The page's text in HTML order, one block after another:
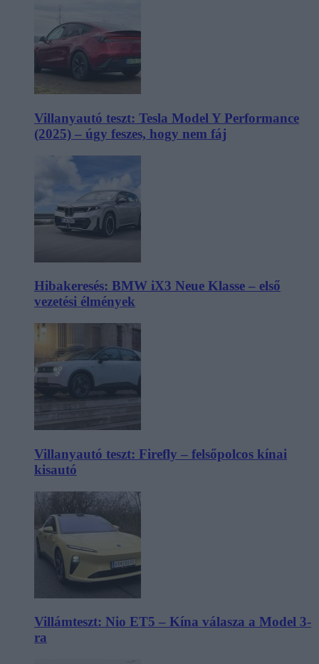
Villanyautó teszt: Tesla Model Y Performance
(2025) – úgy feszes, hogy nem fáj
Hibakeresés: BMW iX3 Neue Klasse – első
vezetési élmények
Villanyautó teszt: Firefly – felsőpolcos kínai
kisautó
Villámteszt: Nio ET5 – Kína válasza a Model 3-
ra